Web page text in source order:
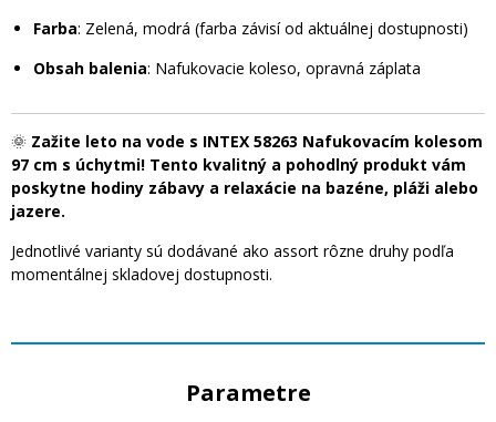
Farba: Zelená, modrá (farba závisí od aktuálnej dostupnosti)
Obsah balenia: Nafukovacie koleso, opravná záplata
🌞 Zažite leto na vode s INTEX 58263 Nafukovacím kolesom
97 cm s úchytmi! Tento kvalitný a pohodlný produkt vám
poskytne hodiny zábavy a relaxácie na bazéne, pláži alebo
jazere.
Jednotlivé varianty sú dodávané ako assort rôzne druhy podľa
momentálnej skladovej dostupnosti.
Parametre